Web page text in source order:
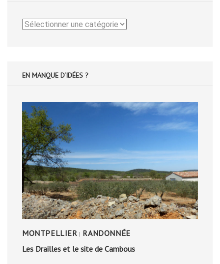
Catégories
EN MANQUE D'IDÉES ?
MONTPELLIER | RANDONNÉE
Les Drailles et le site de Cambous